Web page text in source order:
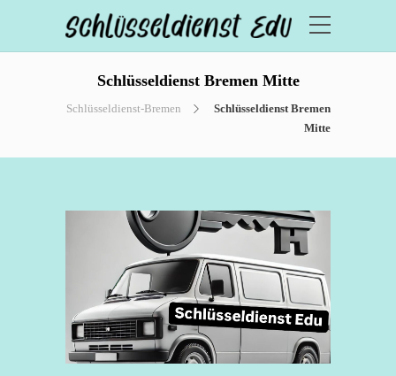
Schlüsseldienst Bremen Mitte
Schlüsseldienst-Bremen
Schlüsseldienst Bremen
Mitte